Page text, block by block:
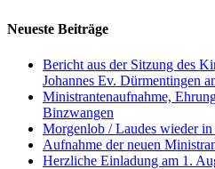
Neueste Beiträge
Bericht aus der Sitzung des
Johannes Ev. Dürmentingen
Ministrantenaufnahme,
Binzwangen
Morgenlob / Laudes wieder
Aufnahme der neuen
Herzliche Einladung am 1.